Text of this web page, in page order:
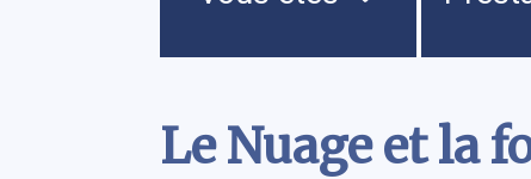
Le Nuage et la